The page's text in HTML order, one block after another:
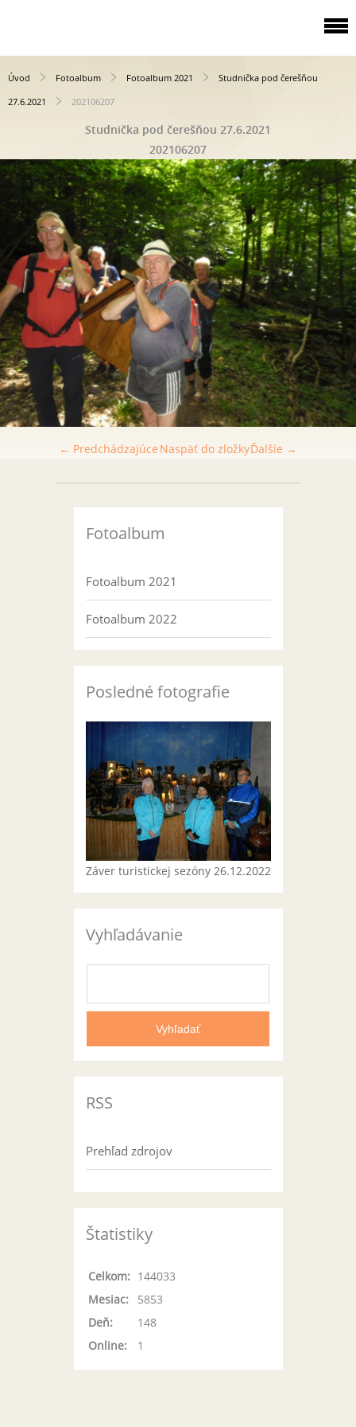
Úvod Fotoalbum Fotoalbum 2021
Studnička pod čerešňou
27.6.2021
202106207
Studnička pod čerešňou 27.6.2021
202106207
← Predchádzajúce Ďalšie →
Naspäť do zložky
Fotoalbum
Fotoalbum 2021
Fotoalbum 2022
Posledné fotografie
Záver turistickej sezóny 26.12.2022
Vyhľadávanie
RSS
Prehľad zdrojov
Štatistiky
Online: 1
Celkom: 144033
Mesiac:
5853
Deň:
148